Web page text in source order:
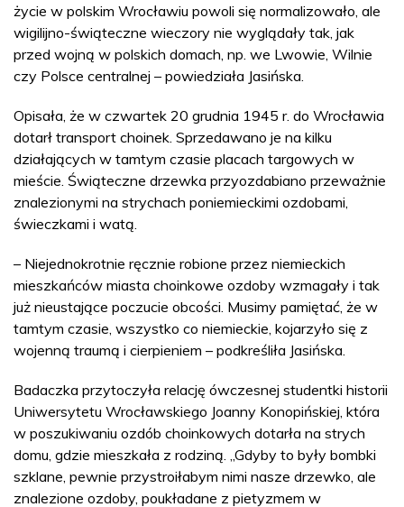
życie w polskim Wrocławiu powoli się normalizowało, ale
wigilijno-świąteczne wieczory nie wyglądały tak, jak
przed wojną w polskich domach, np. we Lwowie, Wilnie
czy Polsce centralnej – powiedziała Jasińska.
Opisała, że w czwartek 20 grudnia 1945 r. do Wrocławia
dotarł transport choinek. Sprzedawano je na kilku
działających w tamtym czasie placach targowych w
mieście. Świąteczne drzewka przyozdabiano przeważnie
znalezionymi na strychach poniemieckimi ozdobami,
świeczkami i watą.
– Niejednokrotnie ręcznie robione przez niemieckich
mieszkańców miasta choinkowe ozdoby wzmagały i tak
już nieustające poczucie obcości. Musimy pamiętać, że w
tamtym czasie, wszystko co niemieckie, kojarzyło się z
wojenną traumą i cierpieniem – podkreśliła Jasińska.
Badaczka przytoczyła relację ówczesnej studentki historii
Uniwersytetu Wrocławskiego Joanny Konopińskiej, która
w poszukiwaniu ozdób choinkowych dotarła na strych
domu, gdzie mieszkała z rodziną. „Gdyby to były bombki
szklane, pewnie przystroiłabym nimi nasze drzewko, ale
znalezione ozdoby, poukładane z pietyzmem w